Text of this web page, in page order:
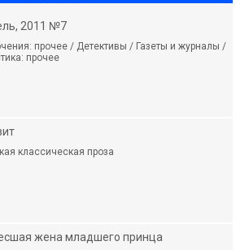
2011 №7
прочее / Детективы / Газеты и журналы /
прочее
классическая проза
жена младшего принца